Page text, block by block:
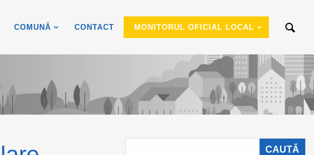
COMUNĂ CONTACT MONITORUL OFICIAL LOCAL